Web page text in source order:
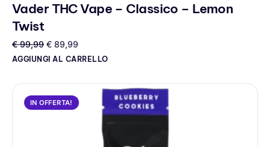
Vader THC Vape – Classico – Lemon
Twist
€99,99 € 89,99
AGGIUNGI AL CARRELLO
IN OFFERTA!